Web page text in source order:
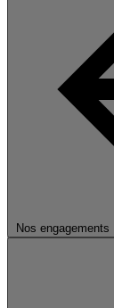
Nos engagements